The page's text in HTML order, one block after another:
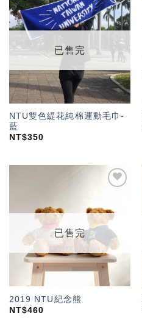
加入
「願
望輕
單」
已售完
NTU雙色緹花純棉運動毛巾-
藍
NT$350
望輕
單」
已售完
2019 NTU紀念熊
NT$460